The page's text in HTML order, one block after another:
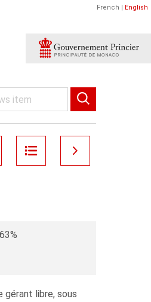
French | English
gérant libre, sous